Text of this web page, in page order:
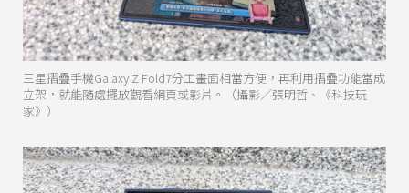
三星摺疊手機Galaxy Z Fold7分工畫面相當方便，再利用摺疊功能當成
立架，就能隨處擺放觀看網頁或影片。（攝影／張明哲、《科技玩
家》）